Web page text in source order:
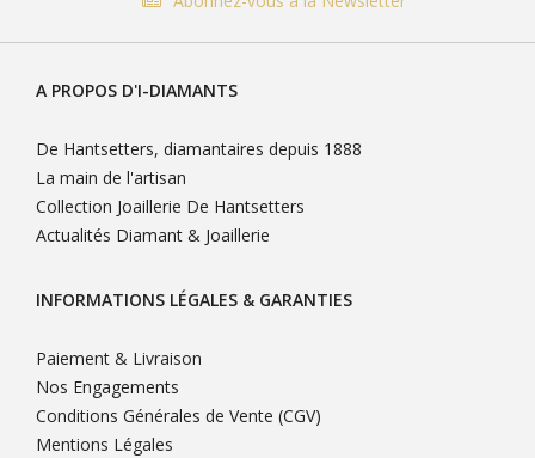
A PROPOS D'I-DIAMANTS
De Hantsetters, diamantaires depuis 1888
La main de l'artisan
Collection Joaillerie De Hantsetters
Actualités Diamant & Joaillerie
INFORMATIONS LÉGALES & GARANTIES
Paiement & Livraison
Nos Engagements
Conditions Générales de Vente (CGV)
Mentions Légales